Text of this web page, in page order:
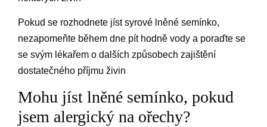
Pokud se rozhodnete jíst syrové lněné semínko,
nezapomeňte během dne pít hodně vody a poraďte se
se svým lékařem o dalších způsobech zajištění
dostatečného příjmu živin
Mohu jíst lněné semínko, pokud
jsem alergický na ořechy?